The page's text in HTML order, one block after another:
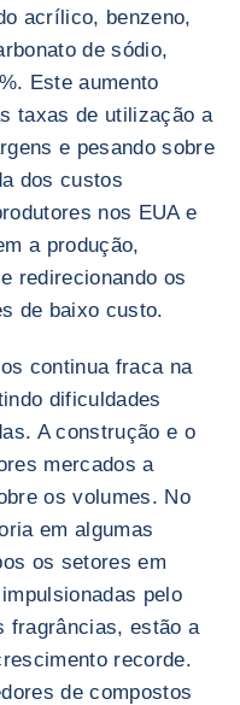
acrílico, benzeno,
de sódio,
Este aumento
taxas de utilização a
e pesando sobre
dos custos
nos EUA e
a produção,
redirecionando os
de baixo custo.
continua fraca na
dificuldades
A construção e o
mercados a
os volumes. No
em algumas
os setores em
pelo
fragrâncias, estão a
recorde.
de compostos